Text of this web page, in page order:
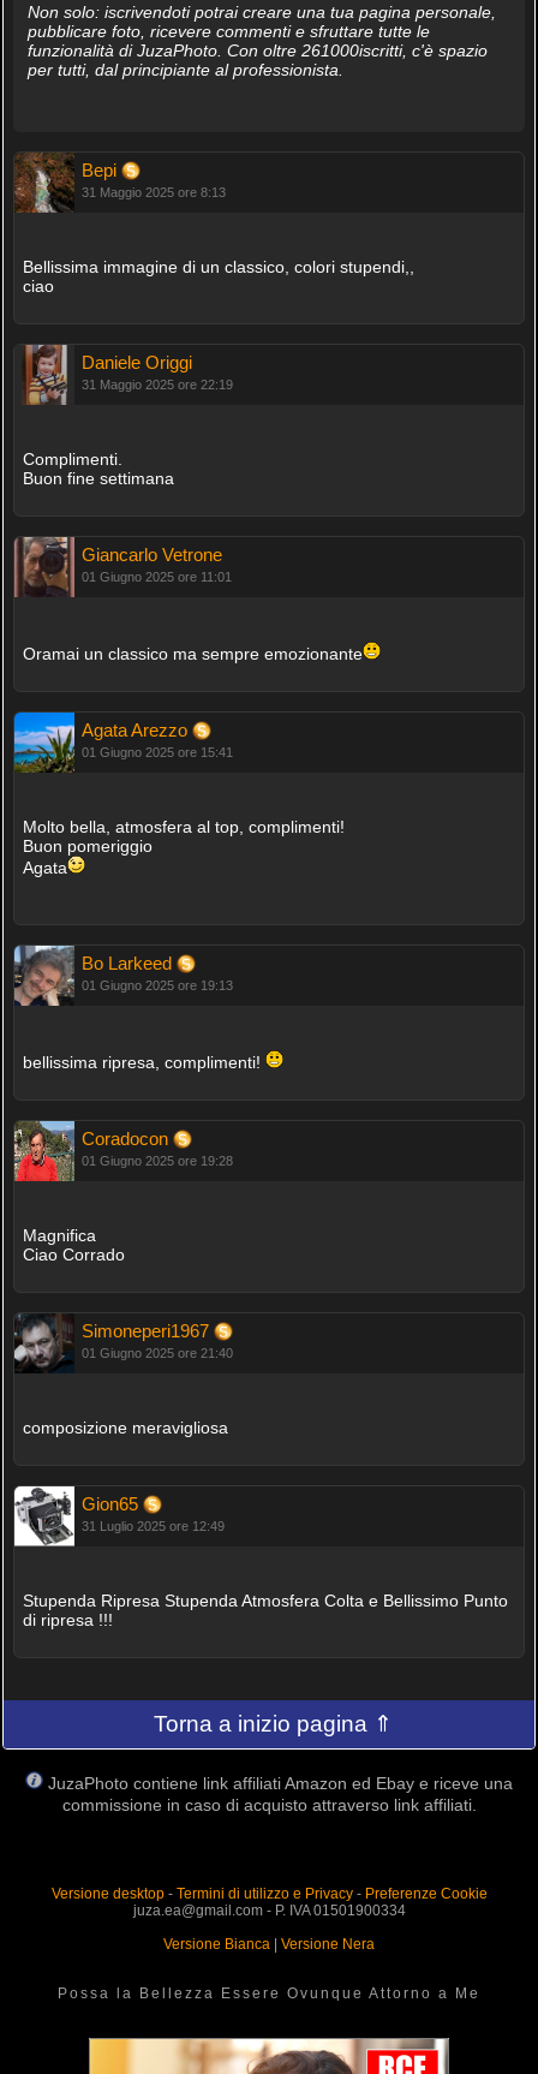
Non solo: iscrivendoti potrai creare una tua pagina personale,
pubblicare foto, ricevere commenti e sfruttare tutte le
funzionalità di JuzaPhoto. Con oltre 261000iscritti, c'è spazio
per tutti, dal principiante al professionista.
Bepi
31 Maggio 2025 ore 8:13
Bellissima immagine di un classico, colori stupendi,,
ciao
Daniele Origgi
31 Maggio 2025 ore 22:19
Complimenti.
Buon fine settimana
Giancarlo Vetrone
01 Giugno 2025 ore 11:01
Oramai un classico ma sempre emozionante
Agata Arezzo
01 Giugno 2025 ore 15:41
Molto bella, atmosfera al top, complimenti!
Buon pomeriggio
Agata
Bo Larkeed
01 Giugno 2025 ore 19:13
bellissima ripresa, complimenti!
Coradocon
01 Giugno 2025 ore 19:28
Magnifica
Ciao Corrado
Simoneperi1967
01 Giugno 2025 ore 21:40
composizione meravigliosa
Gion65
31 Luglio 2025 ore 12:49
Stupenda Ripresa Stupenda Atmosfera Colta e Bellissimo Punto
di ripresa !!!
Torna a inizio pagina ⇑
JuzaPhoto contiene link affiliati Amazon ed Ebay e riceve una
commissione in caso di acquisto attraverso link affiliati.
Versione desktop- Termini di utilizzo e Privacy- Preferenze Cookie
juza.ea@gmail.com - P. IVA 01501900334
Versione Bianca
Versione Nera
Possa la Bellezza Essere Ovunque Attorno a Me